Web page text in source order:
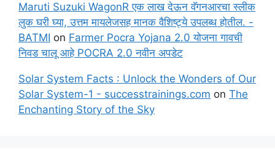
Maruti Suzuki WagonR एक लाख देऊन वॅगनआरचा स्लीक
लुक घरी घ्या, उत्तम मायलेजसह मानक वैशिष्ट्ये उपलब्ध होतील. -
BATMI on Farmer Pocra Yojana 2.0 योजना गावची
निवड चालू आहे POCRA 2.0 नवीन अपडेट
Solar System Facts : Unlock the Wonders of Our
Solar System-1 - successtrainings.com on The
Enchanting Story of the Sky